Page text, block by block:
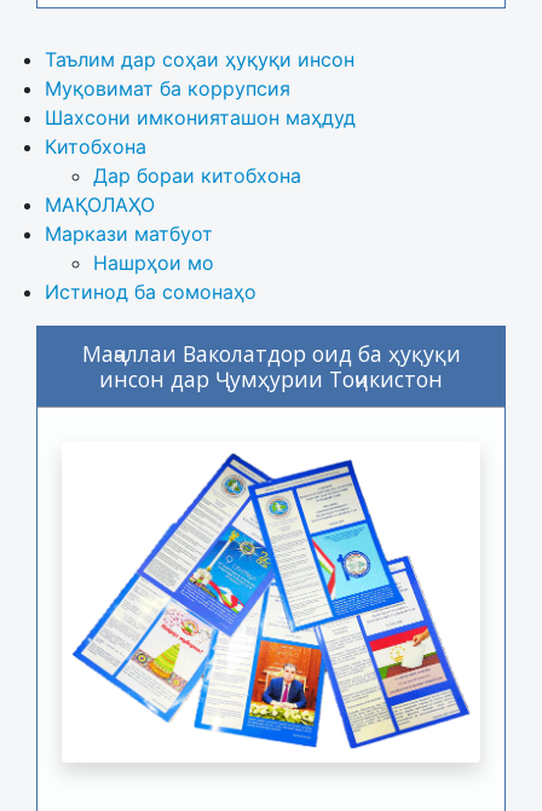
Таълим дар соҳаи ҳуқуқи инсон
Муқовимат ба коррупсия
Шахсони имконияташон маҳдуд
Китобхона
Дар бораи китобхона
МАҚОЛАҲО
Маркази матбуот
Нашрҳои мо
Истинод ба сомонаҳо
Маҷаллаи Ваколатдор оид ба ҳуқуқи
инсон дар Ҷумҳурии Тоҷикистон